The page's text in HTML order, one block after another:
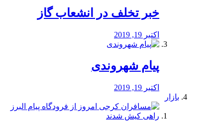
خبر تخلف در انشعاب گاز
اکتبر 19, 2019
پیام شهروندی
اکتبر 19, 2019
بازار